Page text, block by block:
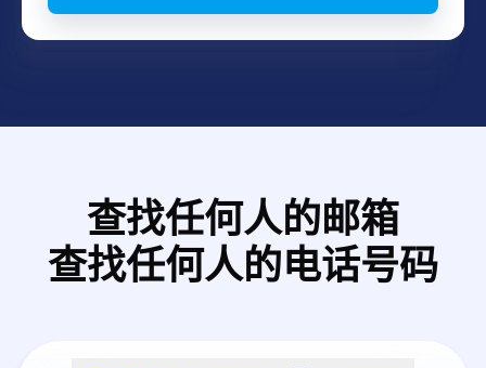
查找任何人的邮箱
查找任何人的电话号码